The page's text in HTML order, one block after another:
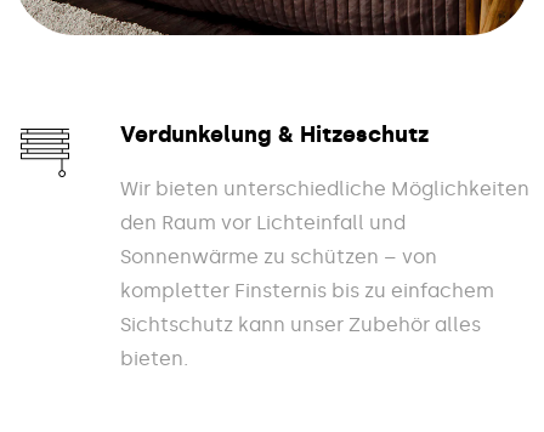
Verdunkelung & Hitzeschutz
Wir bieten unterschiedliche Möglichkeiten
den Raum vor Lichteinfall und
Sonnenwärme zu schützen – von
kompletter Finsternis bis zu einfachem
Sichtschutz kann unser Zubehör alles
bieten.